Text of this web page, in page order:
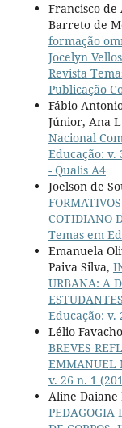
Francisco de
Barreto de
formação
Jocelyn
Revista
Publicação
Fábio
Júnior, Ana
Nacional
Educação: v.
- Qualis A4
Joelson de
COTIDIANO
Temas em
Emanuela
Paiva Silva,
URBANA: A
Educação: v.
Lélio
BREVES
EMMANUEL
v. 26 n. 1
Aline Daiane
PEDAGOGIA